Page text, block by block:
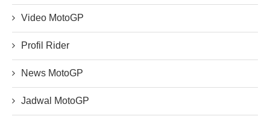
Video MotoGP
Profil Rider
News MotoGP
Jadwal MotoGP